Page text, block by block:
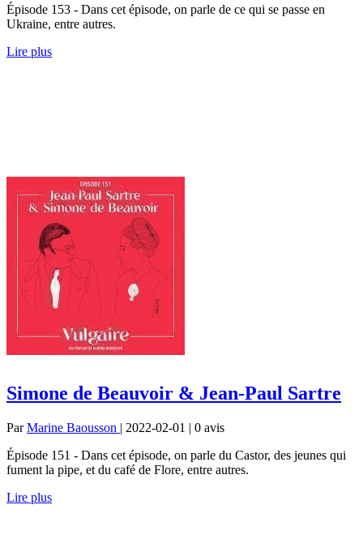
Épisode 153 - Dans cet épisode, on parle de ce qui se passe en
Ukraine, entre autres.
Lire plus
Simone de Beauvoir & Jean-Paul Sartre
ParMarine Baousson | 2022-02-01 | 0 avis
Épisode 151 - Dans cet épisode, on parle du Castor, des jeunes qui
fument la pipe, et du café de Flore, entre autres.
Lire plus